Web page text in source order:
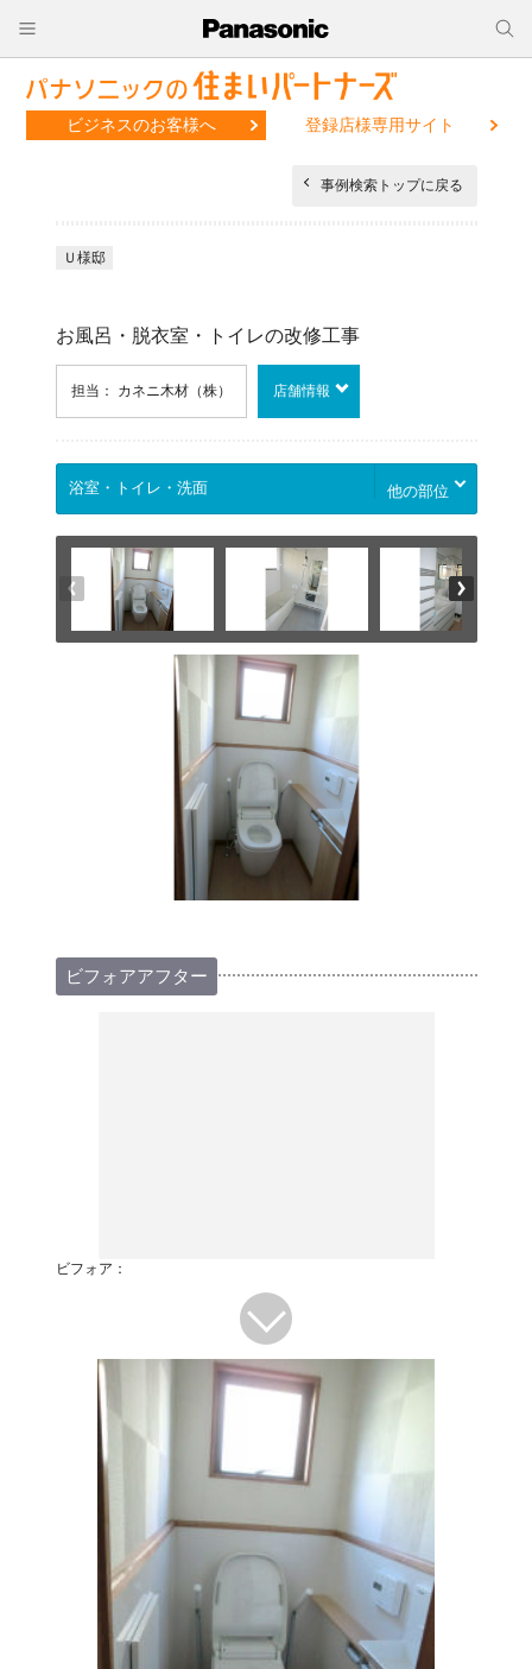
ビジネスのお客様へ 登録店様専用サイト
事例検索トップに戻る
Ｕ様邸
お風呂・脱衣室・トイレの改修工事
担当： カネニ木材（株） 店舗情報
他の部位
ビフォアアフター
ビフォア：